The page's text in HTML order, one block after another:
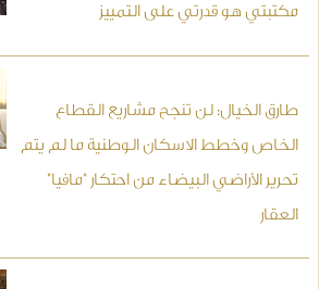
مكتبتي هو قدرتي على التمييز
طارق الخيال: لن تنجح مشاريع القطاع
الخاص وخطط الاسكان الوطنية ما لم يتم
تحرير الأراضي البيضاء من احتكار "مافيا"
العقار